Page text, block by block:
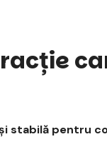
stabilă pentru